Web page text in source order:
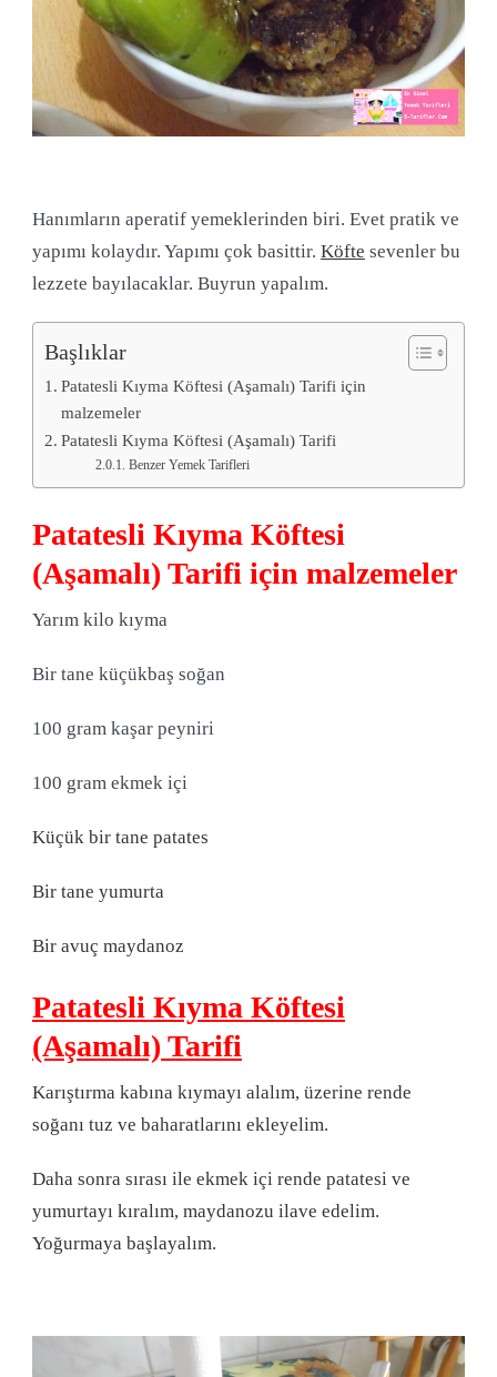
Hanımların aperatif yemeklerinden biri. Evet pratik ve
yapımı kolaydır. Yapımı çok basittir. Köfte sevenler bu
lezzete bayılacaklar. Buyrun yapalım.
Başlıklar
Patatesli Kıyma Köftesi (Aşamalı) Tarifi için
malzemeler
Patatesli Kıyma Köftesi (Aşamalı) Tarifi
Benzer Yemek Tarifleri
Patatesli Kıyma Köftesi
(Aşamalı) Tarifi için malzemeler
Yarım kilo kıyma
Bir tane küçükbaş soğan
100 gram kaşar peyniri
100 gram ekmek içi
Küçük bir tane patates
Bir tane yumurta
Bir avuç maydanoz
Patatesli Kıyma Köftesi
(Aşamalı) Tarifi
Karıştırma kabına kıymayı alalım, üzerine rende
soğanı tuz ve baharatlarını ekleyelim.
Daha sonra sırası ile ekmek içi rende patatesi ve
yumurtayı kıralım, maydanozu ilave edelim.
Yoğurmaya başlayalım.